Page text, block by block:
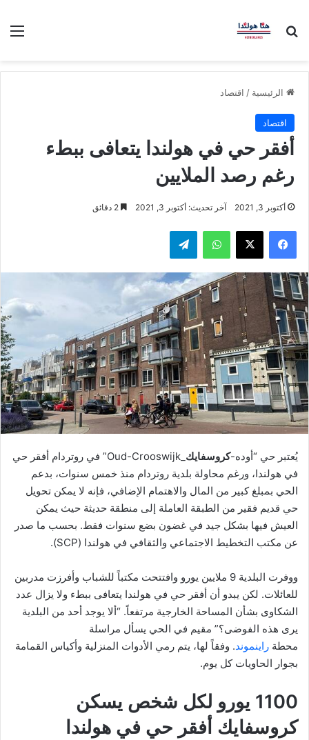
بحث عن
الرئيسية / اقتصاد
اقتصاد
أفقر حي في هولندا يتعافى ببطء
رغم رصد الملايين
أكتوبر 3, 2021 آخر تحديث: أكتوبر 3, 2021
فيسبوك ‫X واتساب تيلقرام
يُعتبر حي “أوده-كروسفايك
_Oud-Crooswijk” في روتردام أفقر حي
في هولندا، ورغم محاولة بلدية روتردام منذ خمس سنوات، بدعم
الحي بمبلغ كبير من المال والاهتمام الإضافي، فإنه لا يمكن تحويل
حي قديم فقير من الطبقة العاملة إلى منطقة حديثة حيث يمكن
العيش فيها بشكل جيد في غضون بضع سنوات فقط. بحسب ما صدر
عن مكتب التخطيط الاجتماعي والثقافي في هولندا (SCP).
ووفرت البلدية 9 ملايين يورو وافتتحت مكتباً للشباب وأفرزت مدربين
للعائلات. لكن يبدو أن أفقر حي في هولندا يتعافى ببطء ولا يزال عدد
الشكاوى بشأن المساحة الخارجية مرتفعاً. “ألا يوجد أحد من البلدية
يرى هذه الفوضى؟” مقيم في الحي يسأل مراسلة
محطة راينموند. وفقاً لها، يتم رمي الأدوات المنزلية وأكياس القمامة
بجوار الحاويات كل يوم.
1100 يورو لكل شخص يسكن
كروسفايك أفقر حي في هولندا